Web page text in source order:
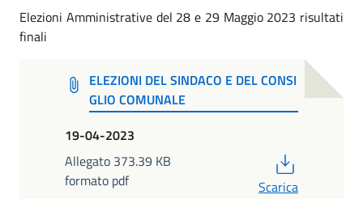
Elezioni Amministrative del 28 e 29 Maggio 2023 risultati
finali
ELEZIONI DEL SINDACO E DEL CONSI
GLIO COMUNALE
19-04-2023
Allegato 373.39 KB
formato pdf
Scarica